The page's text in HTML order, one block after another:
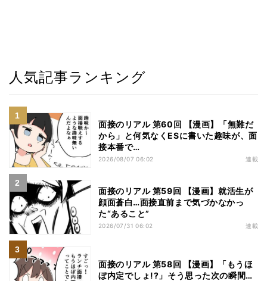
人気記事ランキング
面接のリアル 第60回 【漫画】「無難だ
から」と何気なくESに書いた趣味が、面
接本番で…
2026/08/07 06:02 連載
面接のリアル 第59回 【漫画】就活生が
顔面蒼白…面接直前まで気づかなかっ
た“あること”
2026/07/31 06:02 連載
面接のリアル 第58回 【漫画】「もうほ
ぼ内定でしょ!?」そう思った次の瞬間…